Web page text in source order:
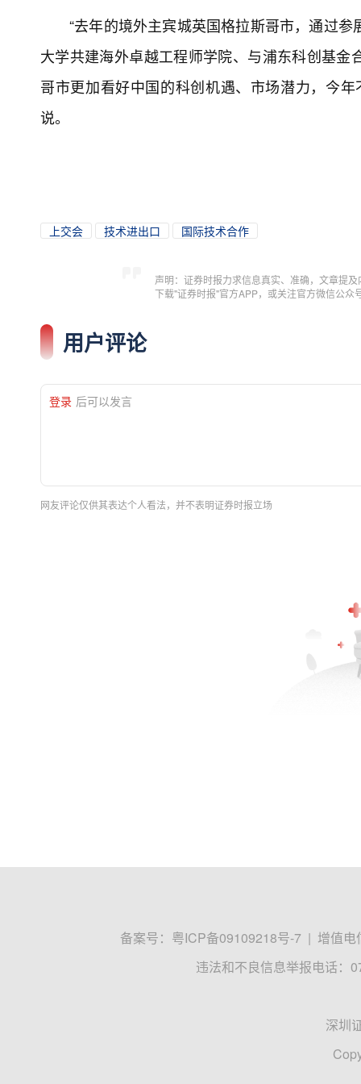
“去年的境外主宾城英国格拉斯哥市，通过
大学共建海外卓越工程师学院、与浦东科创基
哥市更加看好中国的科创机遇、市场潜力，今
说。
上交会 技术进出口 国际技术合作
声明：证券时报力求信息真实、准确，文章提
下载"证券时报"官方APP，或关注官方微信公
用户评论
登录 后可以发言
网友评论仅供其表达个人看法，并不表明证券时报立场
备案号： 粤ICP备09109218号-7 | 增值电
违法和不良信息举报电话：
深圳